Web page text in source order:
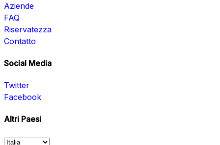
Aziende
FAQ
Riservatezza
Contatto
Social Media
Twitter
Facebook
Altri Paesi